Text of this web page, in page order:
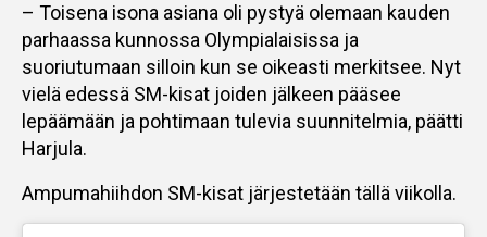
– Toisena isona asiana oli pystyä olemaan kauden
parhaassa kunnossa Olympialaisissa ja
suoriutumaan silloin kun se oikeasti merkitsee. Nyt
vielä edessä SM-kisat joiden jälkeen pääsee
lepäämään ja pohtimaan tulevia suunnitelmia, päätti
Harjula.
Ampumahiihdon SM-kisat järjestetään tällä viikolla.